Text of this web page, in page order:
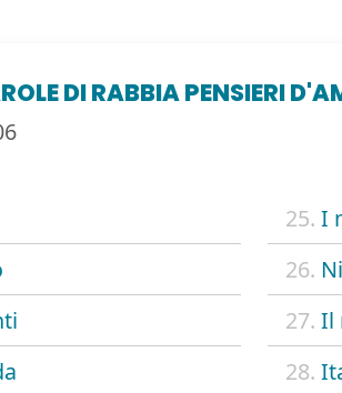
DI RABBIA PENSIERI
25. I
26.
27. Il
28.